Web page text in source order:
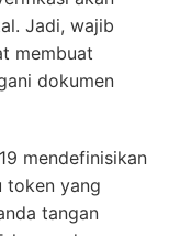
Jadi, wajib
membuat
dokumen
mendefinisikan
token yang
tangan